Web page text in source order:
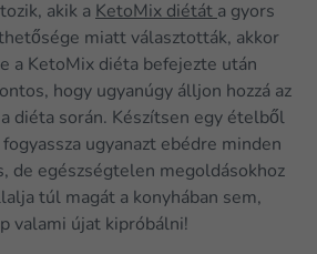
akik a KetoMix diétát a gyors
miatt választották, akkor
a KetoMix diéta befejezte után
hogy ugyanúgy álljon hozzá az
diéta során. Készítsen egy ételből
ugyanazt ebédre minden
de egészségtelen megoldásokhoz
túl magát a konyhában sem,
valami újat kipróbálni!